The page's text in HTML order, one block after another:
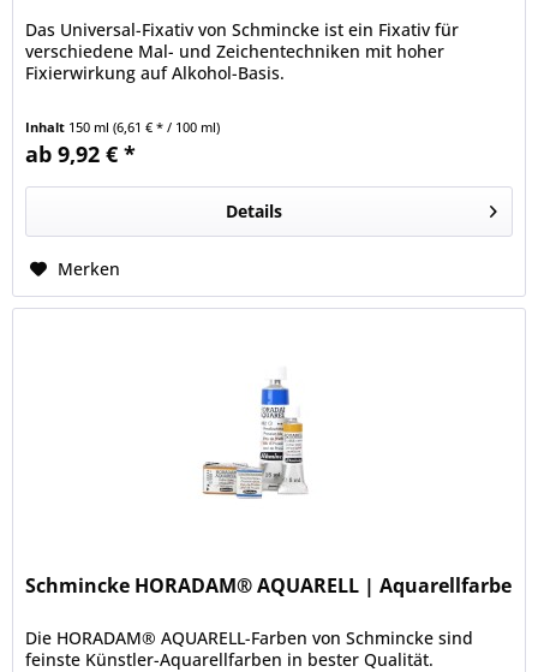
Das Universal-Fixativ von Schmincke ist ein Fixativ für
verschiedene Mal- und Zeichentechniken mit hoher
Fixierwirkung auf Alkohol-Basis.
Inhalt 150 ml(6,61 € * / 100 ml)
ab 9,92 € *
Details
Merken
Schmincke HORADAM® AQUARELL | Aquarellfarbe
Die HORADAM® AQUARELL-Farben von Schmincke sind
feinste Künstler-Aquarellfarben in bester Qualität.